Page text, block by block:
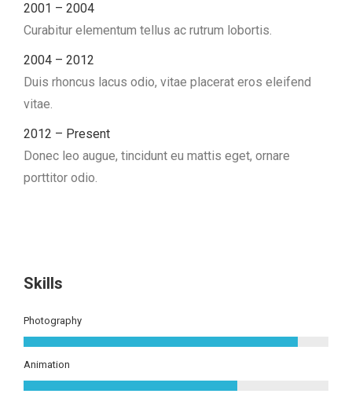
2001 – 2004
Curabitur elementum tellus ac rutrum lobortis.
2004 – 2012
Duis rhoncus lacus odio, vitae placerat eros eleifend
vitae.
2012 – Present
Donec leo augue, tincidunt eu mattis eget, ornare
porttitor odio.
Skills
Photography
Animation